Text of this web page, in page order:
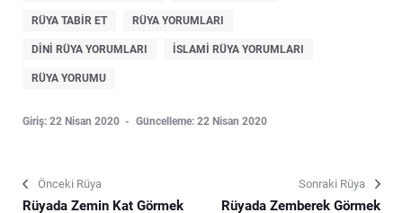
RÜYA TABIR ET RÜYA YORUMLARI
DINI RÜYA YORUMLARI ISLAMI RÜYA YORUMLARI
RÜYA YORUMU
Giriş: 22 Nisan 2020 Güncelleme: 22 Nisan 2020
Önceki Rüya
Rüyada Zemin Kat Görmek
Sonraki Rüya
Rüyada Zemberek Görmek